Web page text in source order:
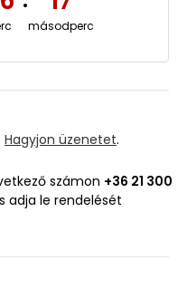
másodperc
Hagyjon üzenetet.
számon +36 21 300
adja le rendelését